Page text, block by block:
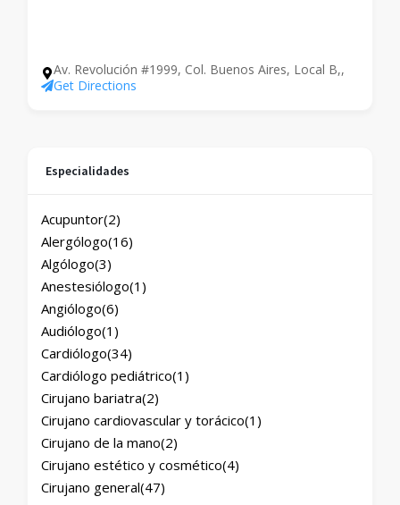
Av. Revolución #1999, Col. Buenos Aires, Local B,,
Get Directions
Especialidades
Acupuntor(2)
Alergólogo(16)
Algólogo(3)
Anestesiólogo(1)
Angiólogo(6)
Audiólogo(1)
Cardiólogo(34)
Cardiólogo pediátrico(1)
Cirujano bariatra(2)
Cirujano cardiovascular y torácico(1)
Cirujano de la mano(2)
Cirujano estético y cosmético(4)
Cirujano general(47)